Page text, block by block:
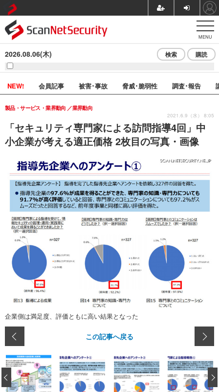
MENU
2026.08.06(木) 検索 購読
NEW! 会員記事 被害･事故 脅威･脆弱性 調査･報告
「セキュリティ専門家による訪問指導4回」中
小企業が考える適正価格 2枚目の写真・画像
製品・サービス・業界動向 業界動向
2021.6.9（水） 8:05
企業側は満足度、評価ともに高い結果となった
この記事へ戻る
‹